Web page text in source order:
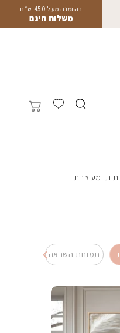
בהזמנה מעל 450 ש״ח
משלוח חינם
ומעוצבת.
תמונות השראה